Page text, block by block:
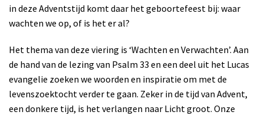
in deze Adventstijd komt daar het geboortefeest bij: waar
wachten we op, of is het er al?
Het thema van deze viering is ‘Wachten en Verwachten’. Aan
de hand van de lezing van Psalm 33 en een deel uit het Lucas
evangelie zoeken we woorden en inspiratie om met de
levenszoektocht verder te gaan. Zeker in de tijd van Advent,
een donkere tijd, is het verlangen naar Licht groot. Onze